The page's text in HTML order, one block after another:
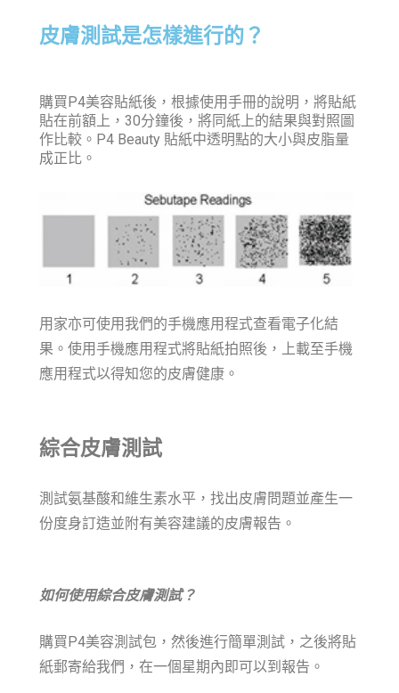
皮膚測試是怎樣進行的？
購買P4美容貼紙後，根據使用手冊的說明，將貼紙
貼在前額上，30分鐘後，將同紙上的結果與對照圖
作比較。 P4 Beauty 貼紙中透明點的大小與皮脂量
成正比。
用家亦可使用我們的手機應用程式查看電子化結
果。使用手機應用程式將貼紙拍照後，上載至手機
應用程式以得知您的皮膚健康。
綜合皮膚測試
測試氨基酸和維生素水平，找出皮膚問題並產生一
份度身訂造並附有美容建議的皮膚報告。
如何使用綜合皮膚測試？
購買P4美容測試包，然後進行簡單測試，之後將貼
紙郵寄給我們，在一個星期內即可以到報告。